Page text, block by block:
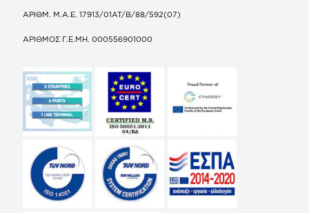
ΑΡΙΘΜ. Μ.Α.Ε. 17913/01ΑΤ/Β/88/592(07)
ΑΡΙΘΜΟΣ Γ.Ε.ΜΗ. 000556901000